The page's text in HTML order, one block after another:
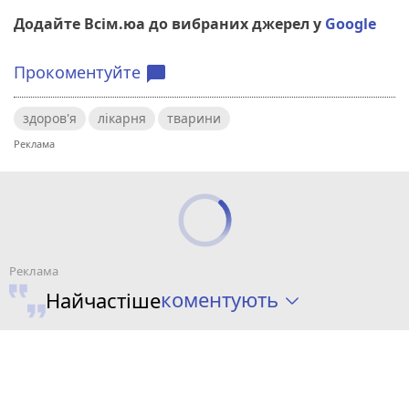
Додайте Всім.юа до вибраних джерел у Google
Прокоментуйте chat_bubble
здоров'я лікарня тварини
Найчастішекоментують